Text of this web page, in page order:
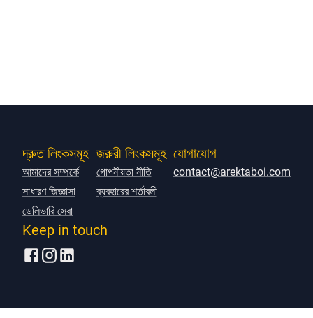
দ্রুত লিংকসমূহ
আমাদের সম্পর্কে
সাধারণ জিজ্ঞাসা
ডেলিভারি সেবা
জরুরী লিংকসমূহ
গোপনীয়তা নীতি
ব্যবহারের শর্তাবলী
যোগাযোগ
contact@arektaboi.com
Keep in touch